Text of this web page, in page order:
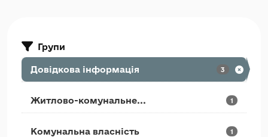
Групи
Довідкова інформація 3
Житлово-комунальне... 1
Комунальна власність 1